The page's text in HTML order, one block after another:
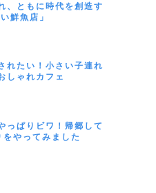
、ともに時代を創造す
鮮魚店」
れたい！小さい子連れ
しゃれカフェ
っぱりビワ！帰郷して
やってみました